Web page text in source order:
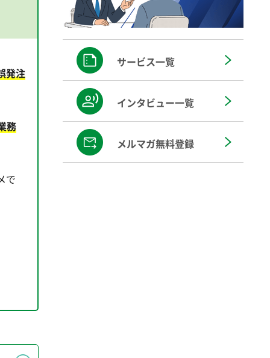
発注
務
で
サービス一覧
インタビュー一覧
メルマガ無料登録